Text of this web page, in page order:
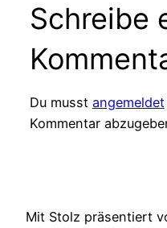
Schreibe
Du musst angemeldet
Kommentar
Mit Stolz präsentiert